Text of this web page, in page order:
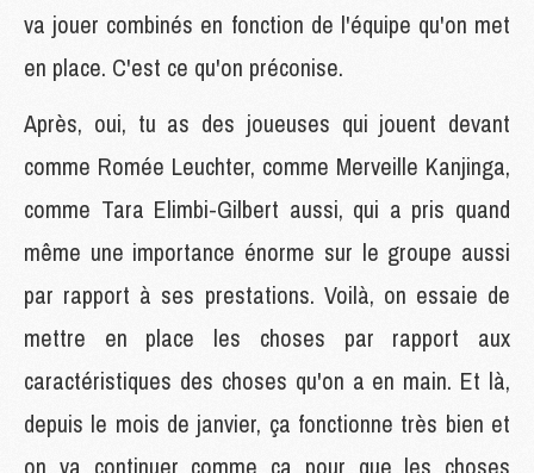
va jouer combinés en fonction de l'équipe qu'on met
en place. C'est ce qu'on préconise.
Après, oui, tu as des joueuses qui jouent devant
comme Romée Leuchter, comme Merveille Kanjinga,
comme Tara Elimbi-Gilbert aussi, qui a pris quand
même une importance énorme sur le groupe aussi
par rapport à ses prestations. Voilà, on essaie de
mettre en place les choses par rapport aux
caractéristiques des choses qu'on a en main. Et là,
depuis le mois de janvier, ça fonctionne très bien et
on va continuer comme ça pour que les choses